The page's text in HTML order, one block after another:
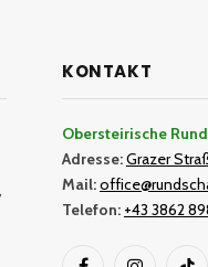
KONTAKT
Obersteirische
Adresse:Grazer
Mail:
Telefon: +43 3862